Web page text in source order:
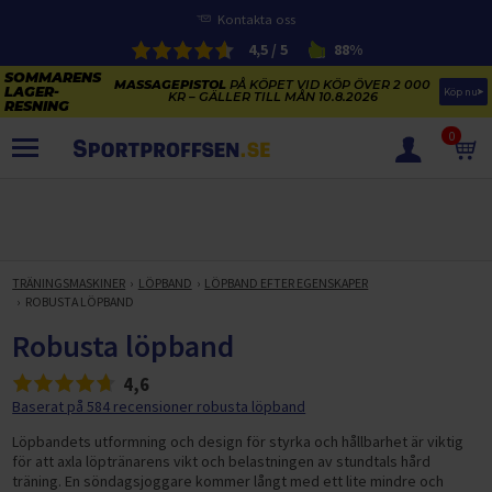
Kontakta oss
4,5 / 5 88%
MASSAGEPISTOLPÅ KÖPET VID KÖP ÖVER 2 000
KR – GÄLLER TILL MÅN 10.8.2026 Köp nu
0
ELCYKLARNAS SOMMARFÖRSÄLJNING
REA PÅ STUDSMATTOR
SOMMARREA PÅ TRÄNING OCH STYRKETRÄNING
CYKELTILLBEHÖR & RESERVDELAR OUTLET
HÄLSA & VÄLMÅENDE – SÄSONGSRENSNING
Paketerbjudanden
ELCYKLAR DAM
ELCYKLAR HERR
ELCYKLAR CITY
SOMMARIDROTT
STUDSMATTOR
KAJAKER
STYRKETRÄNING
BÄNKAR OCH STÄLLNINGAR
TRÄNINGSMASKINER
TRÄNINGSMASKINER LÖPBAND
LÖPBAND EFTER EGENSKAPER
ROBUSTA LÖPBAND
Robusta löpband
4,6
Baserat på 584 recensioner robusta löpband
Löpbandets utformning och design för styrka och hållbarhet är viktig
för att axla löptränarens vikt och belastningen av stundtals hård
träning. En söndagsjoggare kommer långt med ett lite mindre och